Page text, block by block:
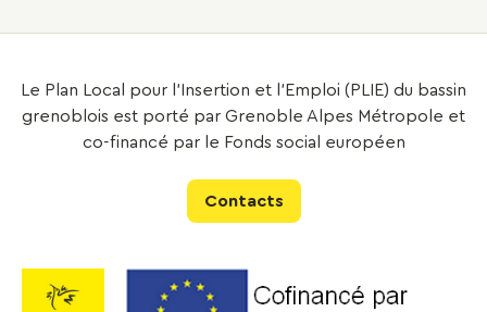
Le Plan Local pour l’Insertion et l’Emploi (PLIE) du bassin
grenoblois est porté par Grenoble Alpes Métropole et
co-financé par le Fonds social européen
Contacts